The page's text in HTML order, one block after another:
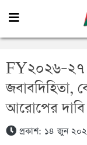
FY২০২৬–২৭
জবাবদিহিতা,
আরোপের দাবি
প্রকাশ: ১৪ জুন